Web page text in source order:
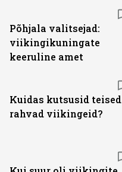
Põhjala valitsejad:
viikingikuningate
keeruline amet
Kuidas kutsusid teised
rahvad viikingeid?